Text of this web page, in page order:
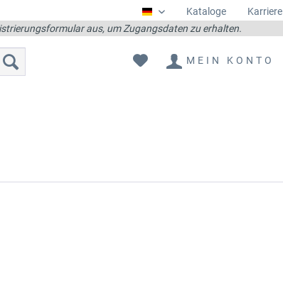
DeutschKataloge Karriere
aus, um Zugangsdaten zu erhalten.
MEIN KONTO